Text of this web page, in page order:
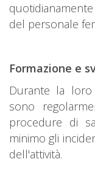
del personale
Formazione e
Durante la loro
sono
procedure di
minimo gli
dell'attività.